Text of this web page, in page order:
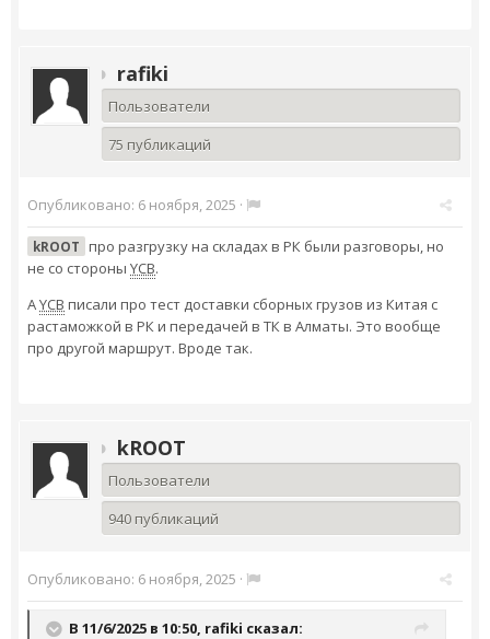
rafiki
Пользователи
75 публикаций
Опубликовано: 6 ноября, 2025 ·
kROOT про разгрузку на складах в РК были разговоры, но
не со стороны YCB.
АYCB писали про тест доставки сборных грузов из Китая с
растаможкой в РК и передачей в ТК в Алматы. Это вообще
про другой маршрут. Вроде так.
kROOT
Пользователи
940 публикаций
Опубликовано: 6 ноября, 2025 ·
В 11/6/2025 в 10:50, rafiki сказал: